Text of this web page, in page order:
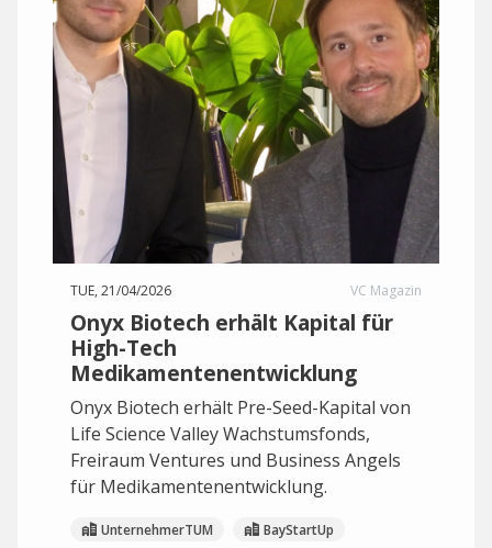
TUE, 21/04/2026 VC Magazin
Onyx Biotech erhält Kapital für
High-Tech
Medikamentenentwicklung
Onyx Biotech erhält Pre-Seed-Kapital von
Life Science Valley Wachstumsfonds,
Freiraum Ventures und Business Angels
für Medikamentenentwicklung.
UnternehmerTUM BayStartUp